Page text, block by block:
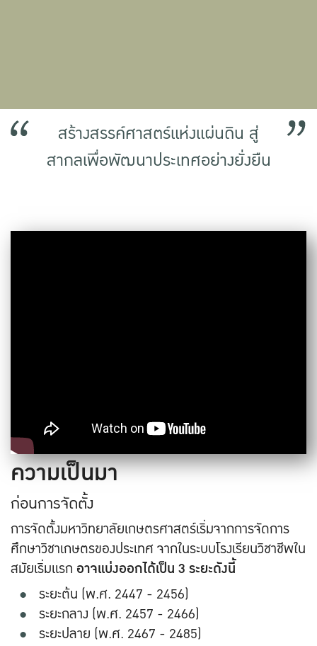
สร้างสรรค์ศาสตร์แห่งแผ่นดิน สู่
สากลเพื่อพัฒนาประเทศอย่างยั่งยืน
ความเป็นมา
ก่อนการจัดตั้ง
การจัดตั้งมหาวิทยาลัยเกษตรศาสตร์เริ่มจากการจัดการ
ศึกษาวิชาเกษตรของประเทศ จากในระบบโรงเรียนวิชาชีพใน
สมัยเริ่มแรก อาจแบ่งออกได้เป็น 3 ระยะดังนี้
ระยะต้น (พ.ศ. 2447 - 2456)
ระยะกลาง (พ.ศ. 2457 - 2466)
ระยะปลาย (พ.ศ. 2467 - 2485)